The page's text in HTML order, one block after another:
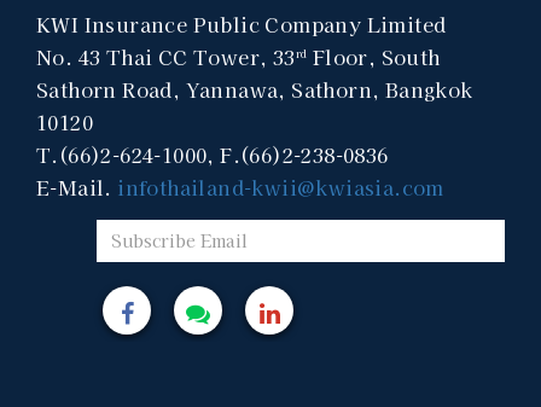
KWI Insurance Public Company Limited
No. 43 Thai CC Tower, 33rd Floor, South
Sathorn Road, Yannawa, Sathorn, Bangkok
10120
T.(66)2-624-1000, F.(66)2-238-0836
E-Mail. infothailand-kwii@kwiasia.com